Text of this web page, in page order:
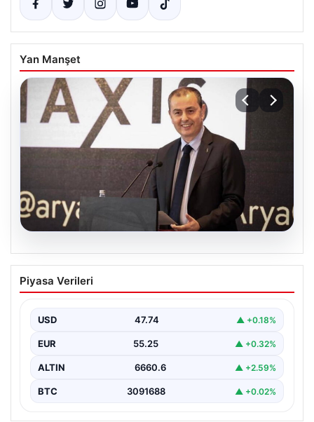
Yan Manşet
07.08.2026
İş Bankası’nda Yönetim Kadrosunda
Önemli Değişiklik: Hakan Aran Görevini
Türkiye'nin köklü finans kuruluşlarından İş Bankası'nda
Genel…
Piyasa Verileri
USD 47.74 ▲ +0.18%
EUR 55.25 ▲ +0.32%
ALTIN 6660.6 ▲ +2.59%
BTC 3091688 ▲ +0.02%